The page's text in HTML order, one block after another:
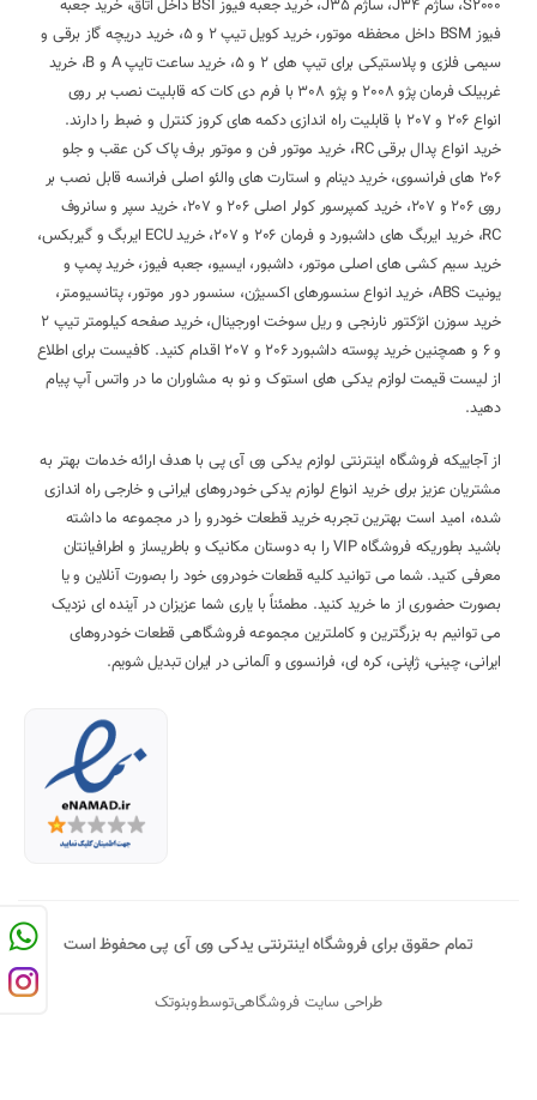
S2000، ساژم J34، ساژم J35، خرید جعبه فیوز BSI داخل اتاق، خرید جعبه
فیوز BSM داخل محفظه موتور، خرید کویل تیپ 2 و 5، خرید دریچه گاز برقی و
سیمی فلزی و پلاستیکی برای تیپ های 2 و 5، خرید ساعت تایپ A و B، خرید
غربیلک فرمان پژو 2008 و پژو 308 با فرم دی کات که قابلیت نصب بر روی
انواع 206 و 207 با قابلیت راه اندازی دکمه های کروز کنترل و ضبط را دارند.
خرید انواع پدال برقی RC، خرید موتور فن و موتور برف پاک کن عقب و جلو
206 های فرانسوی، خرید دینام و استارت های والئو اصلی فرانسه قابل نصب بر
روی 206 و 207، خرید کمپرسور کولر اصلی 206 و 207، خرید سپر و سانروف
RC، خرید ایربگ های داشبورد و فرمان 206 و 207، خرید ECU ایربگ و گیربکس،
خرید سیم کشی های اصلی موتور، داشبور، ایسیو، جعبه فیوز، خرید پمپ و
یونیت ABS، خرید انواع سنسورهای اکسیژن، سنسور دور موتور، پتانسیومتر،
خرید سوزن انژکتور نارنجی و ریل سوخت اورجینال، خرید صفحه کیلومتر تیپ 2
و 6 و همچنین خرید پوسته داشبورد 206 و 207 اقدام کنید. کافیست برای اطلاع
از لیست قیمت لوازم یدکی های استوک و نو به مشاوران ما در واتس آپ پیام
دهید.
از آجاییکه فروشگاه اینترنتی لوازم یدکی وی آی پی با هدف ارائه خدمات بهتر به
مشتریان عزیز برای خرید انواع لوازم یدکی خودروهای ایرانی و خارجی راه اندازی
شده، امید است بهترین تجربه خرید قطعات خودرو را در مجموعه ما داشته
باشید بطوریکه فروشگاه VIP را به دوستان مکانیک و باطریساز و اطرافیانتان
معرفی کنید. شما می توانید کلیه قطعات خودروی خود را بصورت آنلاین و یا
بصورت حضوری از ما خرید کنید. مطمئناً با یاری شما عزیزان در آینده ای نزدیک
می توانیم به بزرگترین و کاملترین مجموعه فروشگاهی قطعات خودروهای
ایرانی، چینی، ژاپنی، کره ای، فرانسوی و آلمانی در ایران تبدیل شویم.
تمام حقوق برای فروشگاه اینترنتی یدکی وی آی پی محفوظ است
طراحی سایت فروشگاهیتوسطوبنوتک